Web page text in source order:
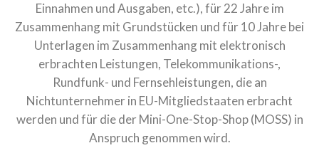
Einnahmen und Ausgaben, etc.), für 22 Jahre im
Zusammenhang mit Grundstücken und für 10 Jahre bei
Unterlagen im Zusammenhang mit elektronisch
erbrachten Leistungen, Telekommunikations-,
Rundfunk- und Fernsehleistungen, die an
Nichtunternehmer in EU-Mitgliedstaaten erbracht
werden und für die der Mini-One-Stop-Shop (MOSS) in
Anspruch genommen wird.